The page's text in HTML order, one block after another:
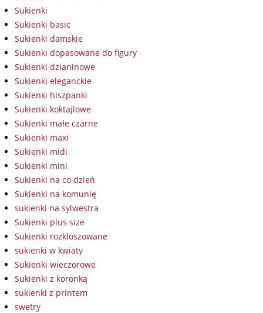
Sukienki
Sukienki basic
Sukienki damskie
Sukienki dopasowane do figury
Sukienki dzianinowe
Sukienki eleganckie
Sukienki hiszpanki
Sukienki koktajlowe
Sukienki małe czarne
Sukienki maxi
Sukienki midi
Sukienki mini
Sukienki na co dzień
Sukienki na komunię
sukienki na sylwestra
Sukienki plus size
Sukienki rozkloszowane
sukienki w kwiaty
Sukienki wieczorowe
Sukienki z koronką
sukienki z printem
swetry